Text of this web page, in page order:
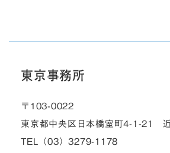
東京事務所
〒103-0022
東京都中央区日本橋室町4-1-21
TEL（03）3279-1178